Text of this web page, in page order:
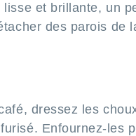
et brillante, un
des parois de
dressez les
Enfournez-les